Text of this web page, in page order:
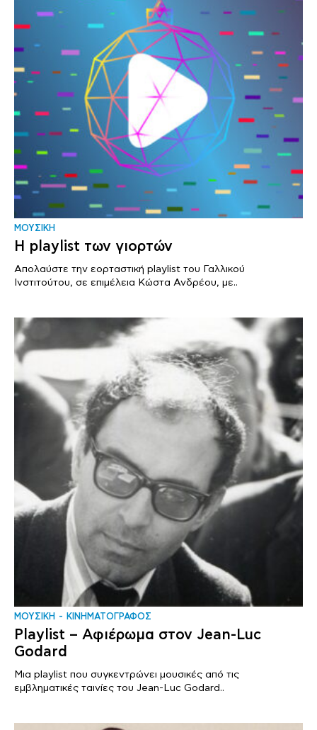
ΜΟΥΣΙΚΗ
Η playlist των γιορτών
Απολαύστε την εορταστική playlist του Γαλλικού
Ινστιτούτου, σε επιμέλεια Κώστα Ανδρέου, με..
ΜΟΥΣΙΚΗ ΚΙΝΗΜΑΤΟΓΡΑΦΟΣ
Playlist – Αφιέρωμα στον Jean-Luc
Godard
Μια playlist που συγκεντρώνει μουσικές από τις
εμβληματικές ταινίες του Jean-Luc Godard..